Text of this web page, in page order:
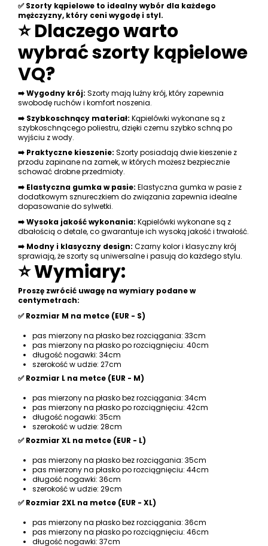
✅ Szorty kąpielowe to idealny wybór dla każdego
mężczyzny, który ceni wygodę i styl.
⭐ Dlaczego warto
wybrać szorty kąpielowe
VQ?
➡️ Wygodny krój: Szorty mają luźny krój, który zapewnia
swobodę ruchów i komfort noszenia.
➡️ Szybkoschnący materiał: Kąpielówki wykonane są z
szybkoschnącego poliestru, dzięki czemu szybko schną po
wyjściu z wody.
➡️ Praktyczne kieszenie: Szorty posiadają dwie kieszenie z
przodu zapinane na zamek, w których możesz bezpiecznie
schować drobne przedmioty.
➡️ Elastyczna gumka w pasie: Elastyczna gumka w pasie z
dodatkowym sznureczkiem do związania zapewnia idealne
dopasowanie do sylwetki.
➡️ Wysoka jakość wykonania: Kąpielówki wykonane są z
dbałością o detale, co gwarantuje ich wysoką jakość i trwałość.
➡️ Modny i klasyczny design: Czarny kolor i klasyczny krój
sprawiają, że szorty są uniwersalne i pasują do każdego stylu.
⭐ Wymiary:
Proszę zwrócić uwagę na wymiary podane w
centymetrach:
✅ Rozmiar M na metce (EUR - S)
pas mierzony na płasko bez rozciągania: 33cm
pas mierzony na płasko po rozciągnięciu: 40cm
długość nogawki: 34cm
szerokość w udzie: 27cm
✅ Rozmiar L na metce (EUR - M)
pas mierzony na płasko bez rozciągania: 34cm
pas mierzony na płasko po rozciągnięciu: 42cm
długość nogawki: 35cm
szerokość w udzie: 28cm
✅ Rozmiar XL na metce (EUR - L)
pas mierzony na płasko bez rozciągania: 35cm
pas mierzony na płasko po rozciągnięciu: 44cm
długość nogawki: 36cm
szerokość w udzie: 29cm
✅ Rozmiar 2XL na metce (EUR - XL)
pas mierzony na płasko bez rozciągania: 36cm
pas mierzony na płasko po rozciągnięciu: 46cm
długość nogawki: 37cm